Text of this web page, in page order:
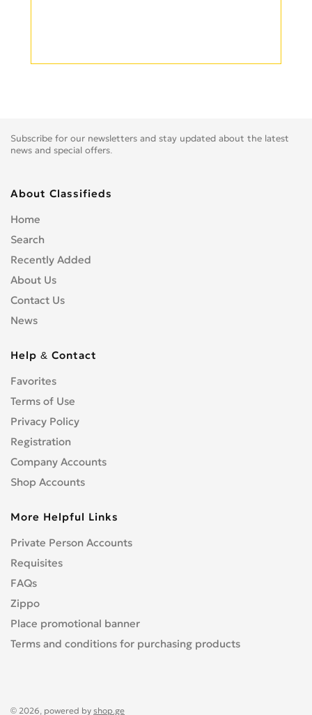
Subscribe for our newsletters and stay updated about the latest
news and special offers.
About Classifieds
Home
Search
Recently Added
About Us
Contact Us
News
Help & Contact
Favorites
Terms of Use
Privacy Policy
Registration
Company Accounts
Shop Accounts
More Helpful Links
Private Person Accounts
Requisites
FAQs
Zippo
Place promotional banner
Terms and conditions for purchasing products
© 2026, powered by shop.ge